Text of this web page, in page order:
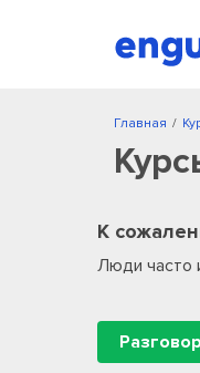
/
Главная
К
Люди часто